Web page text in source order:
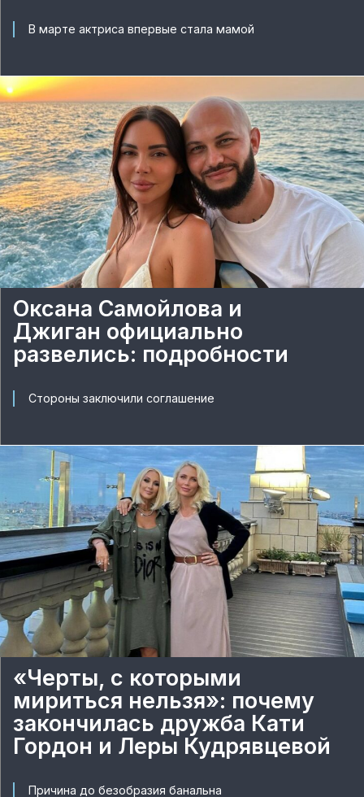
В марте актриса впервые стала мамой
Оксана Самойлова и
Джиган официально
развелись: подробности
Стороны заключили соглашение
«Черты, с которыми
мириться нельзя»: почему
закончилась дружба Кати
Гордон и Леры Кудрявцевой
Причина до безобразия банальна